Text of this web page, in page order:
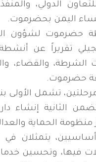
الدولي،
حضرموت لشؤون
تقريراً عن
من منتسبات الشرطة،
حضرموت.
تشمل الأولى
الثانية إنشاء
منظومة الحماية
يتمثلان
فيها، وتحسين